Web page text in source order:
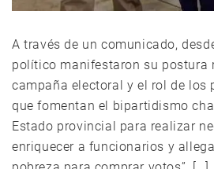
A través de un comunicado,
político manifestaron su postura
campaña electoral y el rol de los
que fomentan el bipartidismo
Estado provincial para realizar
enriquecer a funcionarios y